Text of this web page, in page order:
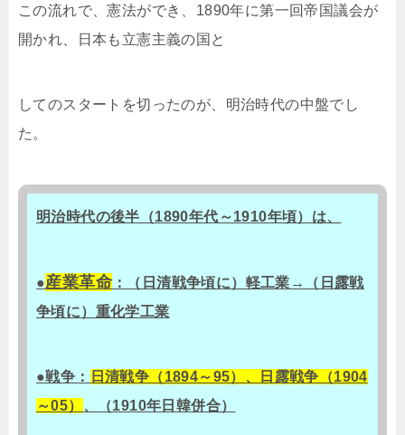
この流れで、憲法ができ、1890年に第一回帝国議会が
開かれ、日本も立憲主義の国と
してのスタートを切ったのが、明治時代の中盤でし
た。
明治時代の後半（1890年代～1910年頃）は、
●産業革命 ：（日清戦争頃に）軽工業→（日露戦
争頃に）重化学工業
●戦争：
日清戦争（1894～95）、日露戦争（1904
～05） 、（1910年日韓併合）